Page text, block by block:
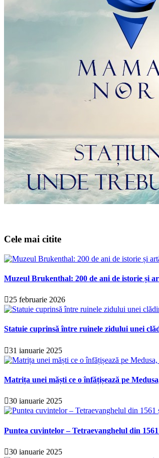
Cele mai citite
Muzeul Brukenthal: 200 de ani de istorie și
25 februarie 2026
Statuie cuprinsă între ruinele zidului unei
31 ianuarie 2025
Matrița unei măști ce o înfățișează pe
30 ianuarie 2025
Puntea cuvintelor – Tetraevanghelul din
30 ianuarie 2025